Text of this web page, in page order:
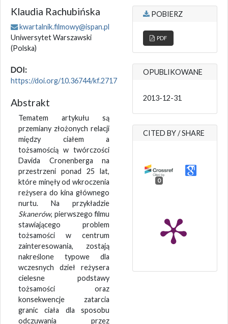
Klaudia Rachubińska
kwartalnik.filmowy@ispan.pl
Uniwersytet Warszawski
(Polska)
DOI:
https://doi.org/10.36744/kf.2717
Abstrakt
Tematem artykułu są
przemiany złożonych relacji
między ciałem a
tożsamością w twórczości
Davida Cronenberga na
przestrzeni ponad 25 lat,
które minęły od wkroczenia
reżysera do kina głównego
nurtu. Na przykładzie
Skanerów, pierwszego filmu
stawiającego problem
tożsamości w centrum
zainteresowania, zostają
nakreślone typowe dla
wczesnych dzieł reżysera
cielesne podstawy
tożsamości oraz
konsekwencje zatarcia
granic ciała dla sposobu
odczuwania przez
POBIERZ
PDF
OPUBLIKOWANE
2013-12-31
CITED BY / SHARE
0